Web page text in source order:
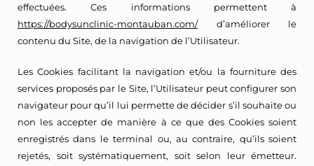
effectuées. Ces informations permettent à
https://bodysunclinic-montauban.com/d’améliorer le
contenu du Site, de la navigation de l’Utilisateur.
Les Cookies facilitant la navigation et/ou la fourniture des
services proposés par le Site, l’Utilisateur peut configurer son
navigateur pour qu’il lui permette de décider s’il souhaite ou
non les accepter de manière à ce que des Cookies soient
enregistrés dans le terminal ou, au contraire, qu’ils soient
rejetés, soit systématiquement, soit selon leur émetteur.